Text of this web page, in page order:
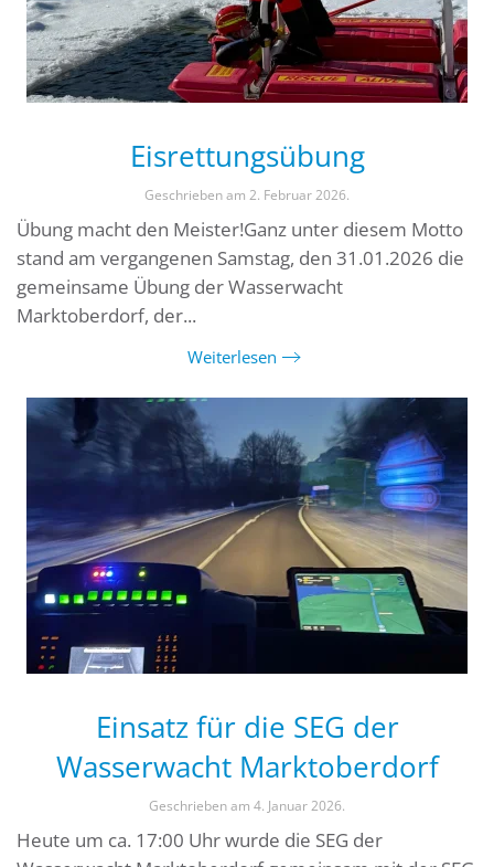
Eisrettungsübung
Geschrieben am 2. Februar 2026.
Übung macht den Meister!Ganz unter diesem Motto
stand am vergangenen Samstag, den 31.01.2026 die
gemeinsame Übung der Wasserwacht
Marktoberdorf, der...
Weiterlesen
Einsatz für die SEG der
Wasserwacht Marktoberdorf
Geschrieben am 4. Januar 2026.
Heute um ca. 17:00 Uhr wurde die SEG der